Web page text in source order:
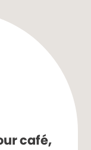
café,